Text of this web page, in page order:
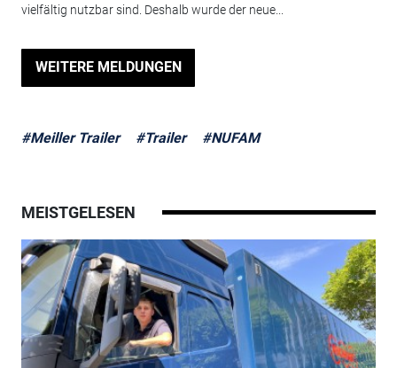
vielfältig nutzbar sind. Deshalb wurde der neue...
WEITERE MELDUNGEN
#Meiller Trailer #Trailer #NUFAM
MEISTGELESEN